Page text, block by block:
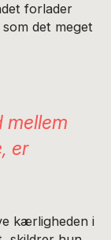
forlader
det meget
mellem
er
kærligheden i